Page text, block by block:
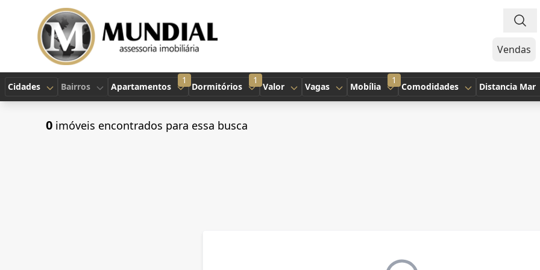
Vendas
Cidades Bairros
1
Apartamentos
1
Dormitórios Valor Vagas
1
Mobília Comodidades Distancia Mar
0 imóveis encontrados para essa busca